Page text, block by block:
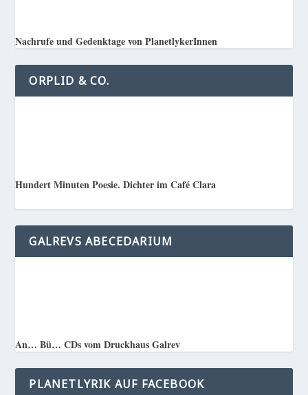
Nachrufe und Gedenktage von PlanetlykerInnen
ORPLID & CO.
Hundert Minuten Poesie. Dichter im Café Clara
GALREVS ABECEDARIUM
An… Bü… CDs vom Druckhaus Galrev
PLANETLYRIK AUF FACEBOOK